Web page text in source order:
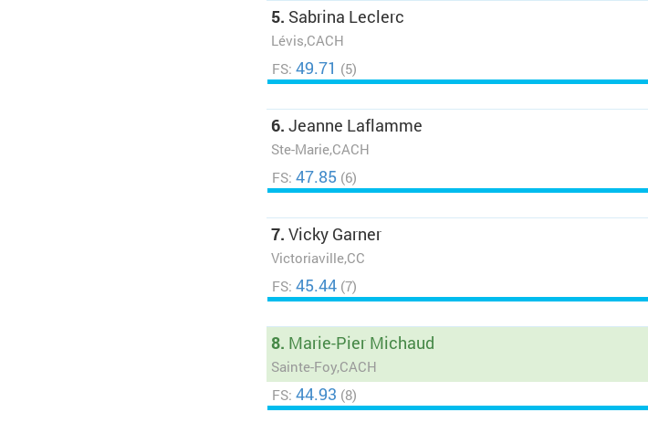
5. Sabrina Leclerc
Lévis,CACH
FS: 49.71 (5)
6. Jeanne Laflamme
Ste-Marie,CACH
FS: 47.85 (6)
7. Vicky Garner
Victoriaville,CC
FS: 45.44 (7)
8. Marie-Pier Michaud
Sainte-Foy,CACH
FS: 44.93 (8)